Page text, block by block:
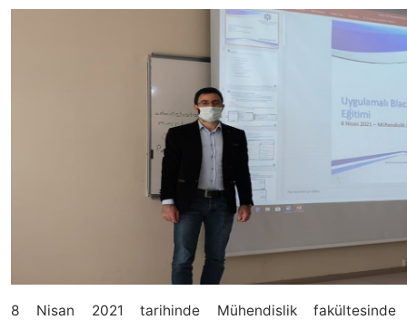
8 Nisan 2021 tarihinde Mühendislik fakültesinde